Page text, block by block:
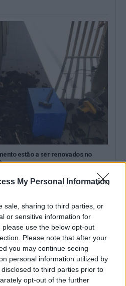
My Personal Information
sale, sharing to third parties, or
or sensitive information for
use the below opt-out
Please note that after your
you may continue seeing
personal information utilized by
to third parties prior to
opt-out of the further
estão a ser renovados no
no concelho de Mora, está a ser